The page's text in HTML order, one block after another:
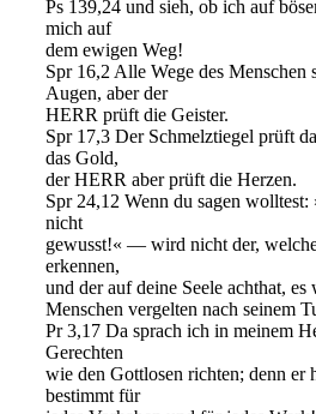
Ps 139,24 und sieh, ob ich auf
mich auf
dem ewigen Weg!
Spr 16,2 Alle Wege des Menschen
Augen, aber der
HERR prüft die Geister.
Spr 17,3 Der Schmelztiegel prüft
das Gold,
der HERR aber prüft die Herzen.
Spr 24,12 Wenn du sagen wolltest:
nicht
gewusst!« — wird nicht der,
erkennen,
und der auf deine Seele achthat,
Menschen vergelten nach seinem
Pr 3,17 Da sprach ich in meinem
Gerechten
wie den Gottlosen richten; denn er
bestimmt für